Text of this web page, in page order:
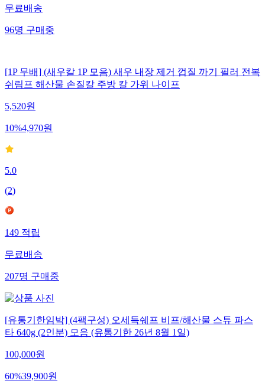
무료배송
96명 구매중
[1P 무배] (새우칼 1P 모음) 새우 내장 제거 껍질 까기 필러 전복
쉬림프 해산물 손질칼 주방 칼 가위 나이프
5,520원
10%4,970원
5.0
(2)
149적립
무료배송
207명구매중
[유통기한임박] (4팩구성) 오세득쉐프 비프/해산물 스튜 파스
타 640g (2인분) 모음 (유통기한 26년 8월 1일)
100,000원
60%39,900원